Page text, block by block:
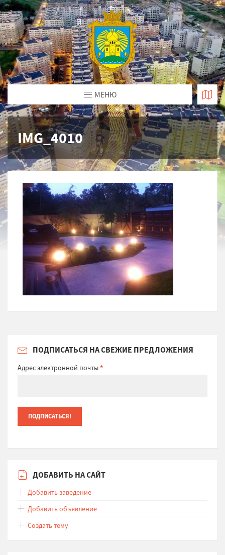
МЕНЮ
IMG_4010
ПОДПИСАТЬСЯ НА СВЕЖИЕ ПРЕДЛОЖЕНИЯ
Адрес электронной почты*
ДОБАВИТЬ НА САЙТ
Добавить заведение
Добавить объявление
Создать тему